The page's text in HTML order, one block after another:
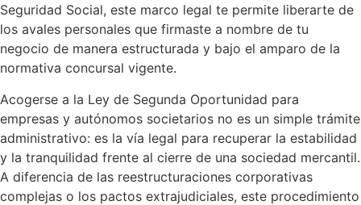
Seguridad Social, este marco legal te permite liberarte de
los avales personales que firmaste a nombre de tu
negocio de manera estructurada y bajo el amparo de la
normativa concursal vigente.
Acogerse a la Ley de Segunda Oportunidad para
empresas y autónomos societarios no es un simple trámite
administrativo: es la vía legal para recuperar la estabilidad
y la tranquilidad frente al cierre de una sociedad mercantil.
A diferencia de las reestructuraciones corporativas
complejas o los pactos extrajudiciales, este procedimiento